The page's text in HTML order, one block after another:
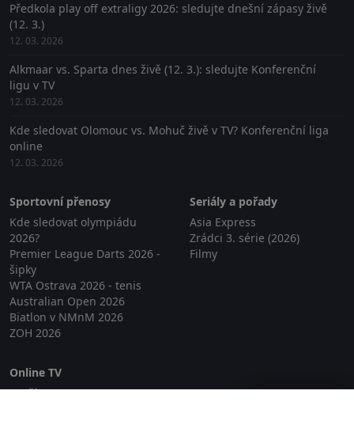
Předkola play off extraligy 2026: sledujte dnešní zápasy živě
(12. 3.)
12. 03. 2026
Alkmaar vs. Sparta dnes živě (12. 3.): sledujte Konferenční
ligu v TV
12. 03. 2026
Kde sledovat Olomouc vs. Mohuč živě v TV? Konferenční liga
online
12. 03. 2026
Sportovní přenosy
Kde sledovat olympiádu
2026?
Premier League Darts 2026 -
šipky
WTA Ostrava 2026 - tenis
Australian Open 2026
Biatlon v NMnM 2026
ZOH 2026
Seriály a pořady
Asia Express
Zrádci 3. série (2026)
Filmy
Online TV
Lepší.TV